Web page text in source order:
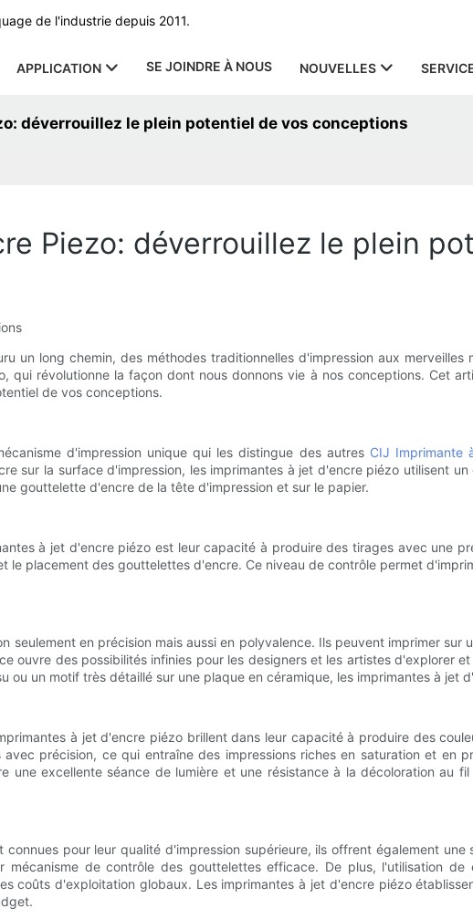
de l'industrie depuis 2011.
APPLICATION SE JOINDRE À NOUS NOUVELLES
déverrouillez le plein potentiel de vos conceptions
Piezo: déverrouillez le plein
un long chemin, des méthodes traditionnelles d'impression aux merveilles
qui révolutionne la façon dont nous donnons vie à nos conceptions. Cet
de vos conceptions.
d'impression unique qui les distingue des autres CIJ Imprimante
sur la surface d'impression, les imprimantes à jet d'encre piézo utilisent
gouttelette d'encre de la tête d'impression et sur le papier.
à jet d'encre piézo est leur capacité à produire des tirages avec une
le placement des gouttelettes d'encre. Ce niveau de contrôle permet
seulement en précision mais aussi en polyvalence. Ils peuvent imprimer
ouvre des possibilités infinies pour les designers et les artistes d'explorer
ou un motif très détaillé sur une plaque en céramique, les imprimantes à jet
à jet d'encre piézo brillent dans leur capacité à produire des
précision, ce qui entraîne des impressions riches en saturation et en
excellente séance de lumière et une résistance à la décoloration au
pour leur qualité d'impression supérieure, ils offrent également
mécanisme de contrôle des gouttelettes efficace. De plus, l'utilisation
coûts d'exploitation globaux. Les imprimantes à jet d'encre piézo